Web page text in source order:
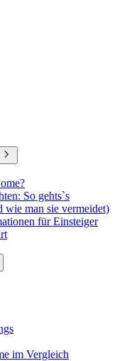
So gehts`s
wie man sie vermeidet)
für Einsteiger
im Vergleich